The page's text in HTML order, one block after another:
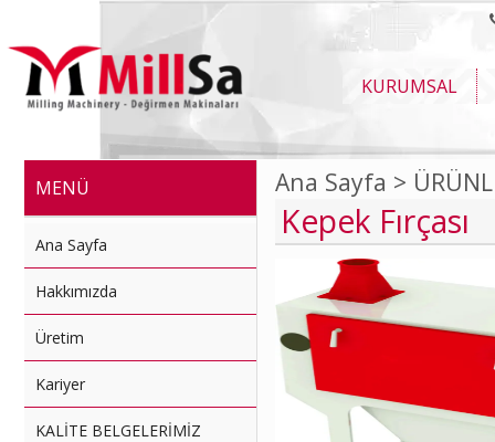
KURUMSAL
MENÜ
Ana Sayfa
Hakkımızda
Üretim
Kariyer
KALİTE BELGELERİMİZ
Ana Sayfa >
Kepek Fırçası